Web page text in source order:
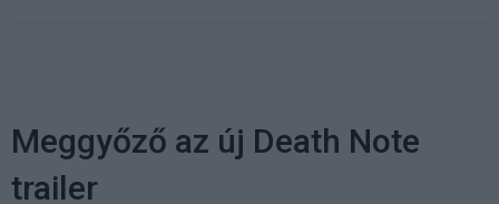
Meggyőző az új Death Note
trailer